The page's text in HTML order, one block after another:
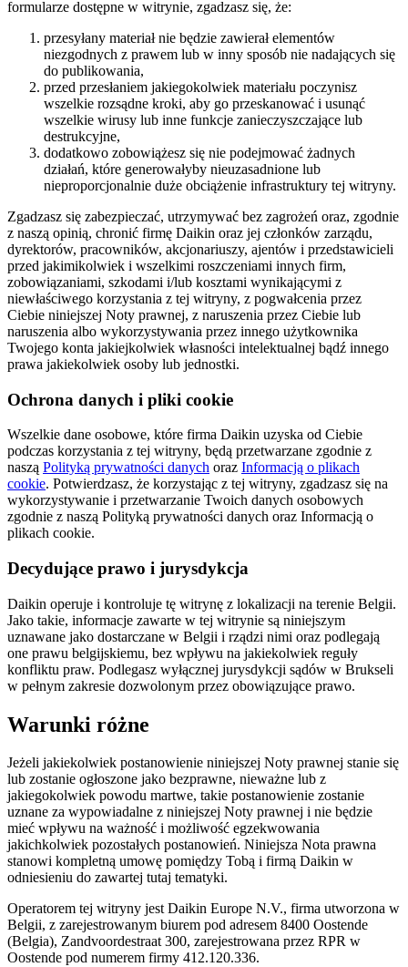
formularze dostępne w witrynie, zgadzasz się, że:
przesyłany materiał nie będzie zawierał elementów
niezgodnych z prawem lub w inny sposób nie nadających się
do publikowania,
przed przesłaniem jakiegokolwiek materiału poczynisz
wszelkie rozsądne kroki, aby go przeskanować i usunąć
wszelkie wirusy lub inne funkcje zanieczyszczające lub
destrukcyjne,
dodatkowo zobowiążesz się nie podejmować żadnych
działań, które generowałyby nieuzasadnione lub
nieproporcjonalnie duże obciążenie infrastruktury tej witryny.
Zgadzasz się zabezpieczać, utrzymywać bez zagrożeń oraz, zgodnie
z naszą opinią, chronić firmę Daikin oraz jej członków zarządu,
dyrektorów, pracowników, akcjonariuszy, ajentów i przedstawicieli
przed jakimikolwiek i wszelkimi roszczeniami innych firm,
zobowiązaniami, szkodami i/lub kosztami wynikającymi z
niewłaściwego korzystania z tej witryny, z pogwałcenia przez
Ciebie niniejszej Noty prawnej, z naruszenia przez Ciebie lub
naruszenia albo wykorzystywania przez innego użytkownika
Twojego konta jakiejkolwiek własności intelektualnej bądź innego
prawa jakiekolwiek osoby lub jednostki.
Ochrona danych i pliki cookie
Wszelkie dane osobowe, które firma Daikin uzyska od Ciebie
podczas korzystania z tej witryny, będą przetwarzane zgodnie z
naszą Polityką prywatności danych oraz Informacją o plikach
cookie. Potwierdzasz, że korzystając z tej witryny, zgadzasz się na
wykorzystywanie i przetwarzanie Twoich danych osobowych
zgodnie z naszą Polityką prywatności danych oraz Informacją o
plikach cookie.
Decydujące prawo i jurysdykcja
Daikin operuje i kontroluje tę witrynę z lokalizacji na terenie Belgii.
Jako takie, informacje zawarte w tej witrynie są niniejszym
uznawane jako dostarczane w Belgii i rządzi nimi oraz podlegają
one prawu belgijskiemu, bez wpływu na jakiekolwiek reguły
konfliktu praw. Podlegasz wyłącznej jurysdykcji sądów w Brukseli
w pełnym zakresie dozwolonym przez obowiązujące prawo.
Warunki różne
Jeżeli jakiekolwiek postanowienie niniejszej Noty prawnej stanie się
lub zostanie ogłoszone jako bezprawne, nieważne lub z
jakiegokolwiek powodu martwe, takie postanowienie zostanie
uznane za wypowiadalne z niniejszej Noty prawnej i nie będzie
mieć wpływu na ważność i możliwość egzekwowania
jakichkolwiek pozostałych postanowień. Niniejsza Nota prawna
stanowi kompletną umowę pomiędzy Tobą i firmą Daikin w
odniesieniu do zawartej tutaj tematyki.
Operatorem tej witryny jest Daikin Europe N.V., firma utworzona w
Belgii, z zarejestrowanym biurem pod adresem 8400 Oostende
(Belgia), Zandvoordestraat 300, zarejestrowana przez RPR w
Oostende pod numerem firmy 412.120.336.